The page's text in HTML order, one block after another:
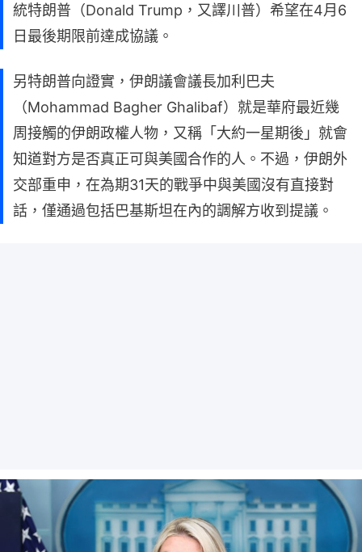
統特朗普（Donald Trump，又譯川普）希望在4月6
日最後期限前達成協議。
另特朗普向證實，伊朗議會議長加利巴夫
（Mohammad Bagher Ghalibaf）就是華府最近幾
周接觸的伊朗政權人物，又稱「大約一星期後」就會
知道對方是否真正可與美國合作的人。不過，伊朗外
交部重申，在為期31天的戰爭中與美國沒有直接對
話，僅通過包括巴基斯坦在內的調解方收到提議。